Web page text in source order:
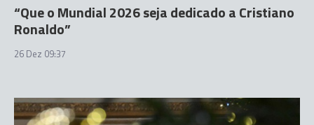
“Que o Mundial 2026 seja dedicado a Cristiano
Ronaldo”
26 Dez 09:37